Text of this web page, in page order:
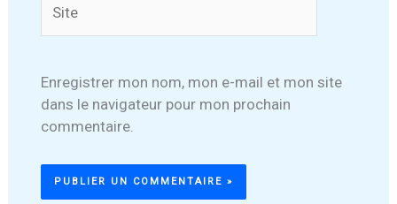
Enregistrer mon nom, mon e-mail et mon site
dans le navigateur pour mon prochain
commentaire.